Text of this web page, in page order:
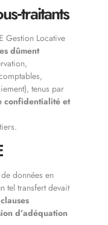
Gestion Locative
dûment
tenus par
confidentialité et
données en
tel transfert devait
clauses
d’adéquation